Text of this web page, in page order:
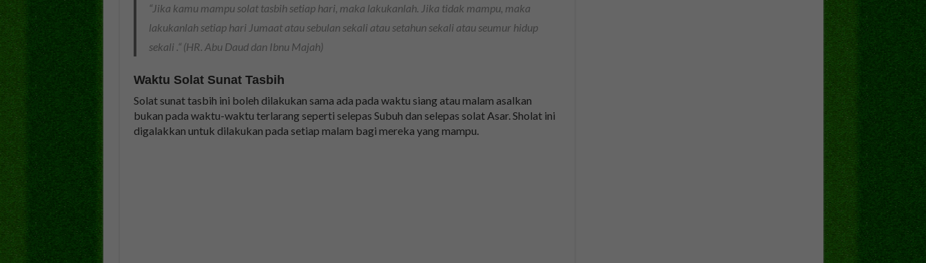
“Jika kamu mampu solat tasbih setiap hari, maka lakukanlah. Jika tidak mampu, maka
lakukanlah setiap hari Jumaat atau sebulan sekali atau setahun sekali atau seumur hidup
sekali .“ (HR. Abu Daud dan Ibnu Majah)
Waktu Solat Sunat Tasbih
Solat sunat tasbih ini boleh dilakukan sama ada pada waktu siang atau malam asalkan
bukan pada waktu-waktu terlarang seperti selepas Subuh dan selepas solat Asar. Sholat ini
digalakkan untuk dilakukan pada setiap malam bagi mereka yang mampu.